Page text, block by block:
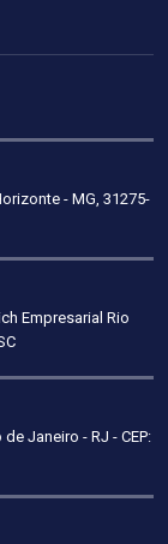
- MG, 31275-
Empresarial Rio
Janeiro - RJ - CEP: